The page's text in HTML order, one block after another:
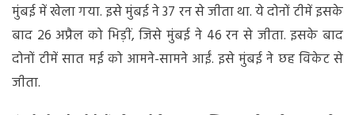
मुंबई में खेला गया. इसे मुंबई ने 37 रन से जीता था. ये दोनों टीमें इसके
बाद 26 अप्रैल को भिड़ीं, जिसे मुंबई ने 46 रन से जीता. इसके बाद
दोनों टीमें सात मई को आमने-सामने आईं. इसे मुंबई ने छह विकेट से
जीता.